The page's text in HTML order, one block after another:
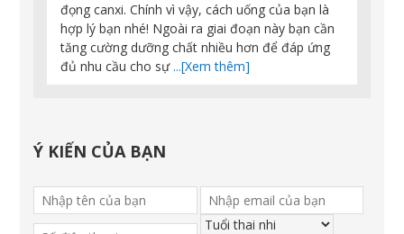
đọng canxi. Chính vì vậy, cách uống của bạn là
hợp lý bạn nhé! Ngoài ra giai đoạn này bạn cần
tăng cường dưỡng chất nhiều hơn để đáp ứng
đủ nhu cầu cho sự ...[Xem thêm]
Ý KIẾN CỦA BẠN